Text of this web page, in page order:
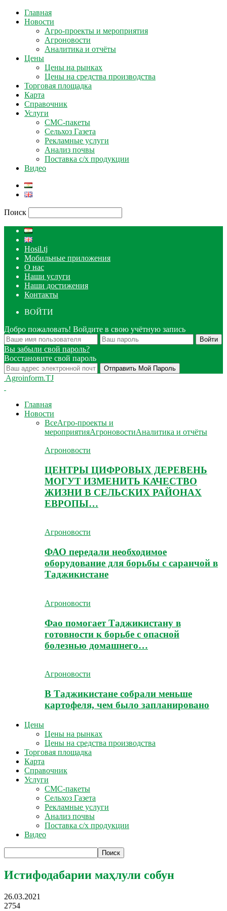
Главная
Новости
Агро-проекты и мероприятия
Агроновости
Аналитика и отчёты
Цены
Цены на рынках
Цены на средства производства
Торговая площадка
Карта
Справочник
Услуги
СМС-пакеты
Сельхоз Газета
Рекламные услуги
Анализ почвы
Поставка с/х продукции
Видео
Поиск
Hosil.tj
Мобильные приложения
О нас
Наши услуги
Наши достижения
Контакты
ВОЙТИ
Добро пожаловать! Войдите в свою учётную запись
Вы забыли свой пароль?
Восстановите свой пароль
Agroinform.TJ
Главная
Новости
ВсеАгро-проекты и
мероприятияАгроновостиАналитика и отчёты
Агроновости
ЦЕНТРЫ ЦИФРОВЫХ ДЕРЕВЕНЬ
МОГУТ ИЗМЕНИТЬ КАЧЕСТВО
ЖИЗНИ В СЕЛЬСКИХ РАЙОНАХ
ЕВРОПЫ…
Агроновости
ФАО передали необходимое
оборудование для борьбы с саранчой в
Таджикистане
Агроновости
Фао помогает Таджикистану в
готовности к борьбе с опасной
болезнью домашнего…
Агроновости
В Таджикистане собрали меньше
картофеля, чем было запланировано
Цены
Цены на рынках
Цены на средства производства
Торговая площадка
Карта
Справочник
Услуги
СМС-пакеты
Сельхоз Газета
Рекламные услуги
Анализ почвы
Поставка с/х продукции
Видео
Истифодабарии маҳлули собун
26.03.2021
2754